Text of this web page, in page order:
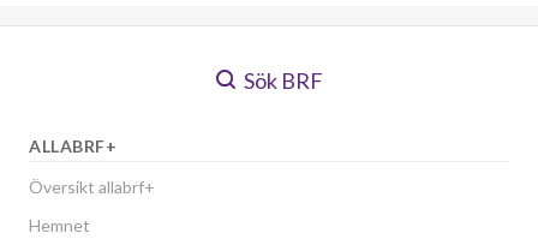
Sök BRF
ALLABRF+
Översikt allabrf+
Hemnet